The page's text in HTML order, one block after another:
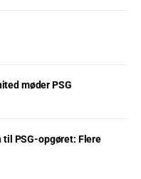
møder PSG
PSG-opgøret: Flere